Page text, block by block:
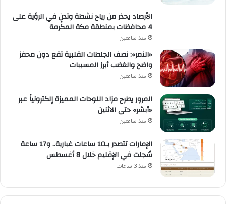
الأرصاد يحذر من رياح نشطة وتدنٍ في الرؤية على
4 محافظات بمنطقة مكة المكرمة
منذ ساعتين
«النمر»: نصف الجلطات القلبية تقع دون محفز
واضح والغضب أبرز المسببات
منذ ساعتين
المرور يطرح مزاد اللوحات المميزة إلكترونياً عبر
«أبشر» حتى الاثنين
منذ ساعتين
الإمارات تتصدر بـ10 ساعات غبارية.. و17 ساعة
سُجلت في الإقليم خلال 8 أغسطس
منذ 3 ساعات